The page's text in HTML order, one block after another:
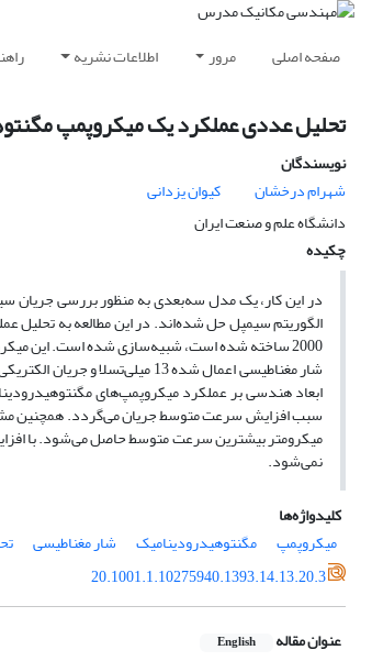
صفحه اصلی مرور اطلاعات نشریه
تحلیل عددی عملکرد یک میکروپمپ
نویسندگان
شهرام درخشان
کیوان یزدانی
دانشگاه علم و صنعت ایران
چکیده
در این کار، یک مدل سه‌بعدی به منظور بررسی جریان
الگوریتم سیمپل حل شده‌اند. در این مطالعه به
ابعاد هندسی بر عملکرد میکروپمپ‌های
نمی‌شود.
کلیدواژه‌ها
میکروپمپ
مگنتوهیدرودینامیک شار مغناطیسی
20.1001.1.10275940.1393.14.13.20.3
عنوان مقاله English